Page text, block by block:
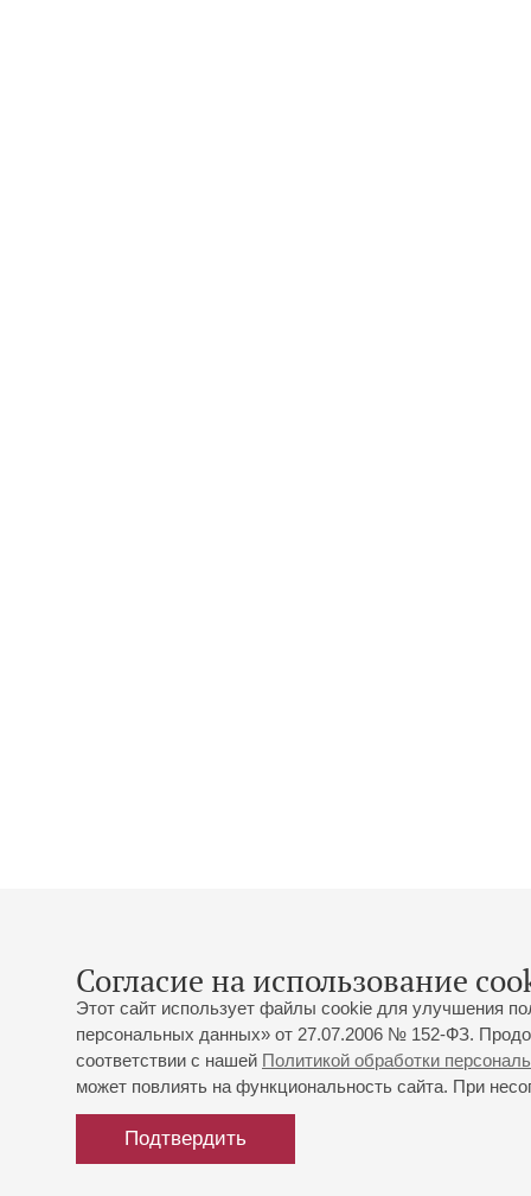
Согласие на использование
Этот сайт использует файлы cookie для улучшения
персональных данных» от 27.07.2006 № 152-ФЗ.
соответствии с нашей Политикой обработки
может повлиять на функциональность сайта. При
Подтвердить